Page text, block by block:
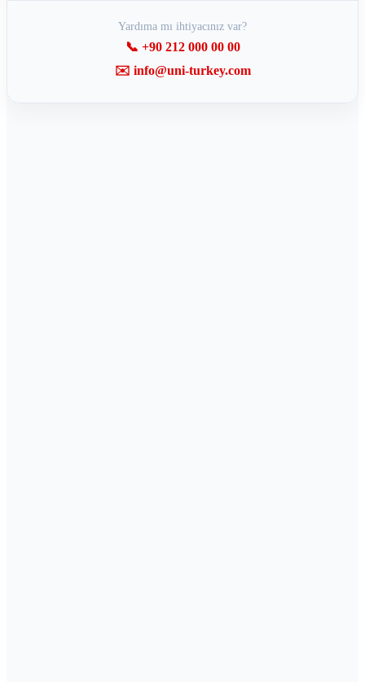
Yardıma mı ihtiyacınız var?
📞 +90 212 000 00 00
✉️ info@uni-turkey.com